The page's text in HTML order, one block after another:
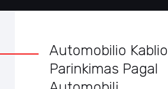
Automobilio Kablio
Parinkimas Pagal